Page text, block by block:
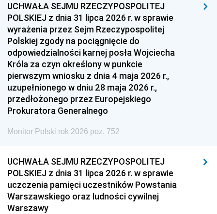
UCHWAŁA SEJMU RZECZYPOSPOLITEJ
POLSKIEJ z dnia 31 lipca 2026 r. w sprawie
wyrażenia przez Sejm Rzeczypospolitej
Polskiej zgody na pociągnięcie do
odpowiedzialności karnej posła Wojciecha
Króla za czyn określony w punkcie
pierwszym wniosku z dnia 4 maja 2026 r.,
uzupełnionego w dniu 28 maja 2026 r.,
przedłożonego przez Europejskiego
Prokuratora Generalnego
Monitor Polski rok 2026 poz. 752
UCHWAŁA SEJMU RZECZYPOSPOLITEJ
POLSKIEJ z dnia 31 lipca 2026 r. w sprawie
uczczenia pamięci uczestników Powstania
Warszawskiego oraz ludności cywilnej
Warszawy